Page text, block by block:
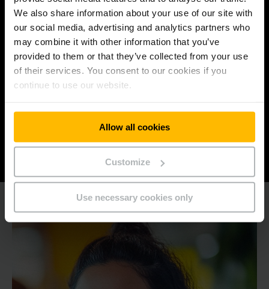
We also share information about your use of our site with
our social media, advertising and analytics partners who
may combine it with other information that you’ve
provided to them or that they’ve collected from your use
of their services. You consent to our cookies if you
continue to use our website.
Allow all cookies
Customize
Use necessary cookies only
ZUSAMMENHALT
und für unser Umfeld, indem wir uns vertrauen
und mit Respekt handeln.